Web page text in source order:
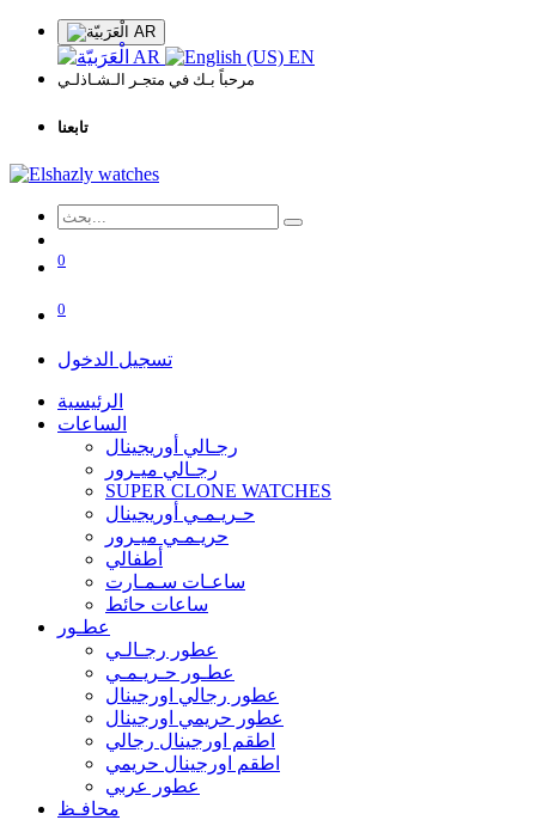
AR
AR EN
مرحباً بـك في متجـر الـشـاذلـي
تابعنا
0
0
تسجيل الدخول
الرئيسية
الساعات
رجـالي أوريجينال
رجـالي ميـرور
SUPER CLONE WATCHES
حـريـمـي أوريجينال
حريـمـي ميـرور
أطفالي
ساعـات سـمـارت
ساعات حائط
عطـور
عطور رجـالـي
عطـور حـريـمـي
عطور رجالي اورجينال
عطور حريمي اورجينال
اطقم اورجينال رجالي
اطقم اورجينال حريمي
عطور عربي
محافـظ